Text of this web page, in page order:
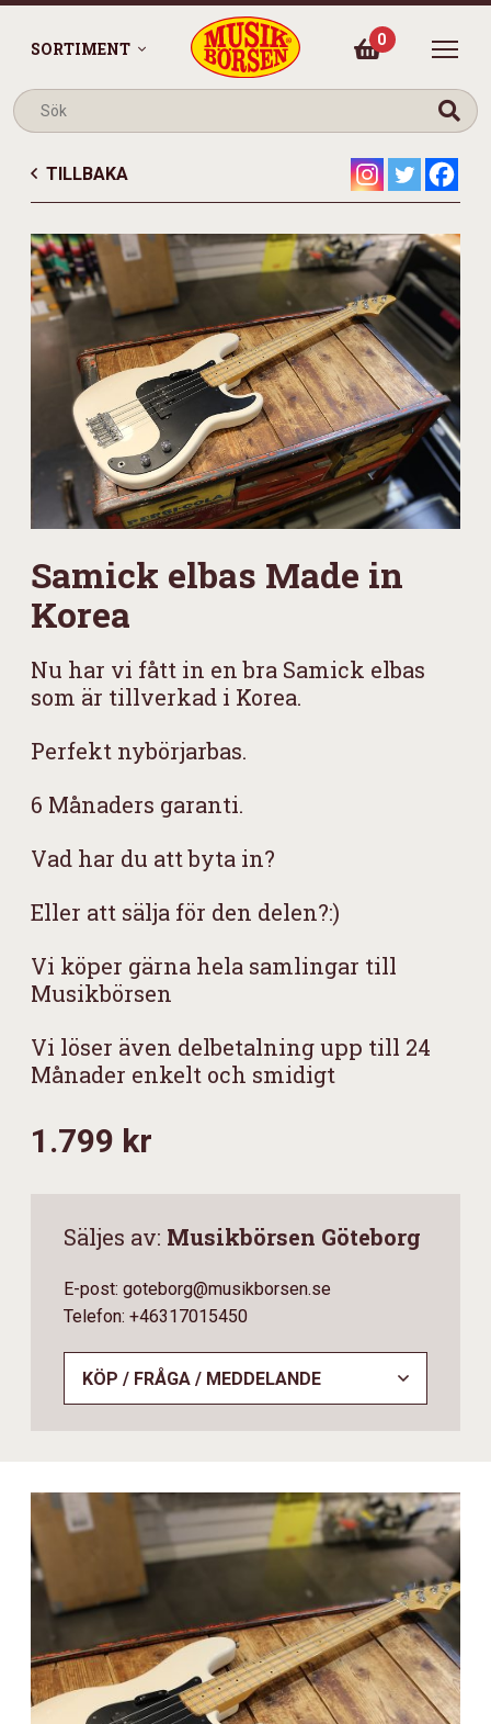
SORTIMENT 0
TILLBAKA
Samick elbas Made in
Korea
Nu har vi fått in en bra Samick elbas
som är tillverkad i Korea.
Perfekt nybörjarbas.
6 Månaders garanti.
Vad har du att byta in?
Eller att sälja för den delen?:)
Vi köper gärna hela samlingar till
Musikbörsen
Vi löser även delbetalning upp till 24
Månader enkelt och smidigt
1.799 kr
Säljes av: Musikbörsen Göteborg
E-post: goteborg@musikborsen.se
Telefon: +46317015450
KÖP / FRÅGA / MEDDELANDE